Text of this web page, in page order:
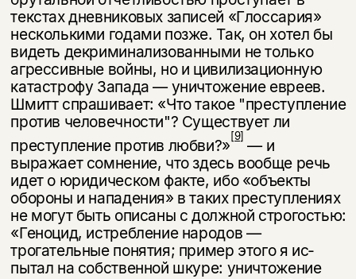
текстах дневниковых записей «Глоссария»
несколькими годами позже. Так, он хотел бы
видеть декриминализованными не только
агрессивные войны, но и цивилизационную
катастрофу Запада — уничтожение евреев.
Шмитт спрашивает: «Что такое "преступление
против человечности"? Существует ли
преступление против любви?»[9] — и
выражает сомнение, что здесь вооб­ще речь
идет о юридическом факте, ибо «объекты
обороны и нападения» в таких преступлениях
не могут быть описаны с должной строгостью:
«Ге­ноцид, истребление народов —
трогательные понятия; пример этого я ис­
пытал на собственной шкуре: уничтожение